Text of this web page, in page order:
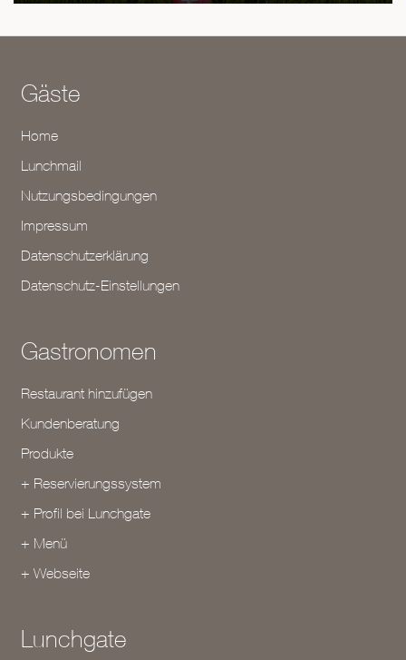
Gäste
Home
Lunchmail
Nutzungsbedingungen
Impressum
Datenschutzerklärung
Datenschutz-Einstellungen
Gastronomen
Restaurant hinzufügen
Kundenberatung
Produkte
+ Reservierungssystem
+ Profil bei Lunchgate
+ Menü
+ Webseite
Lunchgate